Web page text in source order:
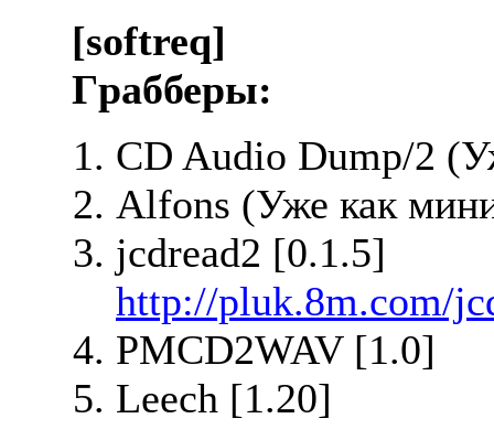
[softreq]
Гpаббеpы:
CD Audio Dump/2
Alfons (Уже как
jcdread2 [0.1.5]
http://pluk.8m.com/
PMCD2WAV [1.0]
Leech [1.20]